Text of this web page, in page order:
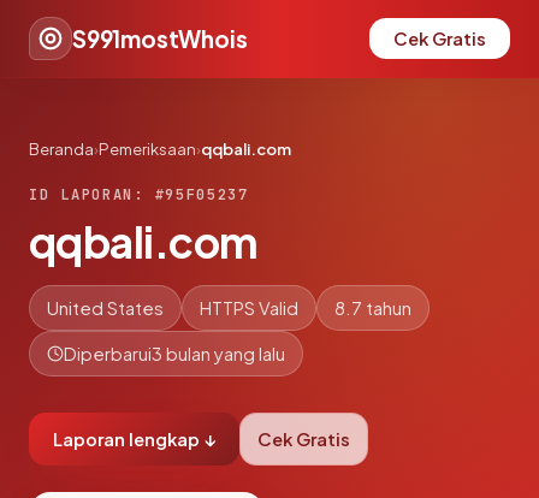
S991mostWhois Cek Gratis
Beranda›Pemeriksaan›qqbali.com
ID LAPORAN: #95F05237
qqbali.com
United States HTTPS Valid 8.7 tahun
Diperbarui3 bulan yang lalu
Laporan lengkap ↓ Cek Gratis